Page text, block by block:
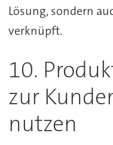
Lösung, sondern
verknüpft.
10.
zur
nutzen